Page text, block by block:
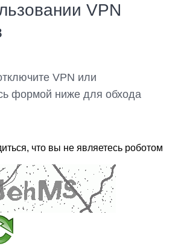
VPN
VPN или
формой ниже для обхода
что вы не являетесь роботом